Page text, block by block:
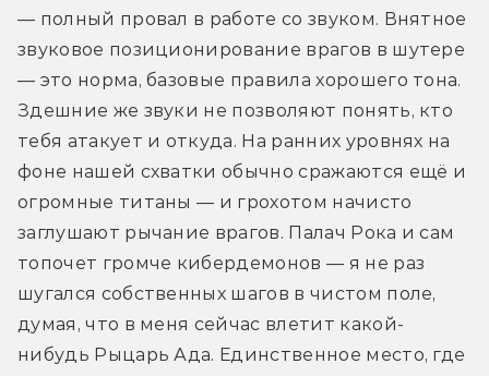
— полный провал в работе со звуком. Внятное
звуковое позиционирование врагов в шутере
— это норма, базовые правила хорошего тона.
Здешние же звуки не позволяют понять, кто
тебя атакует и откуда. На ранних уровнях на
фоне нашей схватки обычно сражаются ещё и
огромные титаны — и грохотом начисто
заглушают рычание врагов. Палач Рока и сам
топочет громче кибердемонов — я не раз
шугался собственных шагов в чистом поле,
думая, что в меня сейчас влетит какой-
нибудь Рыцарь Ада. Единственное место, где